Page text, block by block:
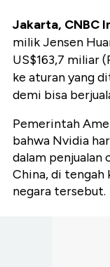
Jakarta, CNBC
milik Jensen
US$163,7 miliar
ke aturan yang
demi bisa
Pemerintah
bahwa Nvidia
dalam penjualan
China, di tengah
negara tersebut.